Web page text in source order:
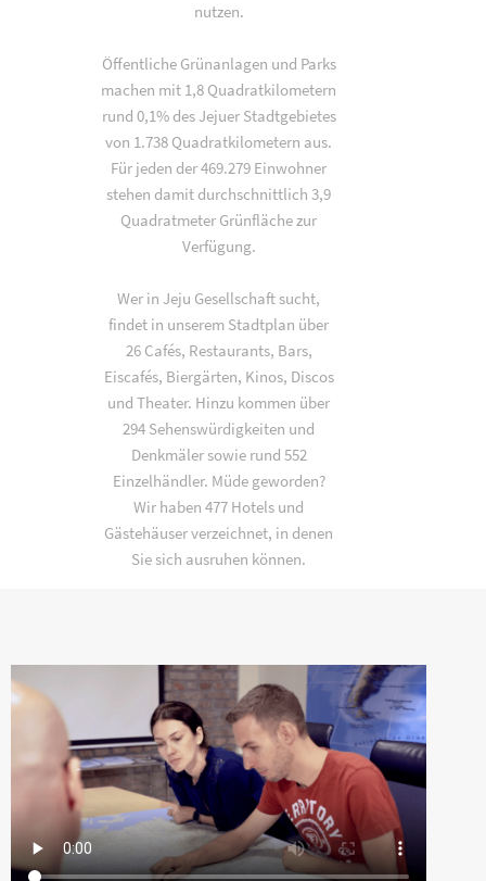
nutzen.
Öffentliche Grünanlagen und Parks
machen mit 1,8 Quadratkilometern
rund 0,1% des Jejuer Stadtgebietes
von 1.738 Quadratkilometern aus.
Für jeden der 469.279 Einwohner
stehen damit durchschnittlich 3,9
Quadratmeter Grünfläche zur
Verfügung.
Wer in Jeju Gesellschaft sucht,
findet in unserem Stadtplan über
26 Cafés, Restaurants, Bars,
Eiscafés, Biergärten, Kinos, Discos
und Theater. Hinzu kommen über
294 Sehenswürdigkeiten und
Denkmäler sowie rund 552
Einzelhändler. Müde geworden?
Wir haben 477 Hotels und
Gästehäuser verzeichnet, in denen
Sie sich ausruhen können.